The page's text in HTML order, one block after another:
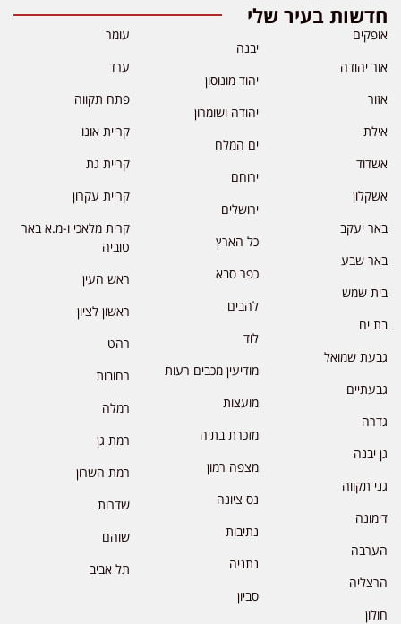
חדשות בעיר שלי
אופקים
אור יהודה
אזור
אילת
אשדוד
אשקלון
באר יעקב
באר שבע
בית שמש
בת ים
גבעת שמואל
גבעתיים
גדרה
גן יבנה
גני תקווה
דימונה
הערבה
הרצליה
חולון
יבנה
יהוד מונוסון
יהודה ושומרון
ים המלח
ירוחם
ירושלים
כל הארץ
כפר סבא
להבים
לוד
מודיעין מכבים רעות
מועצות
מזכרת בתיה
מצפה רמון
נס ציונה
נתיבות
נתניה
סביון
עומר
ערד
פתח תקווה
קריית אונו
קריית גת
קריית עקרון
קרית מלאכי ו-מ.א באר
טוביה
ראש העין
ראשון לציון
רהט
רחובות
רמלה
רמת גן
רמת השרון
שדרות
שוהם
תל אביב